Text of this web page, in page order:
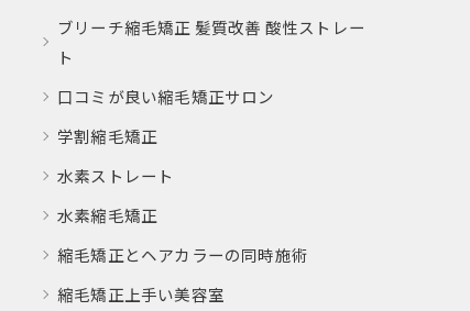
ブリーチ縮毛矯正 髪質改善 酸性ストレー
ト
口コミが良い縮毛矯正サロン
学割縮毛矯正
水素ストレート
水素縮毛矯正
縮毛矯正とヘアカラーの同時施術
縮毛矯正上手い美容室